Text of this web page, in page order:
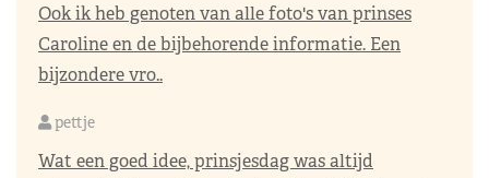
Ook ik heb genoten van alle foto's van prinses
Caroline en de bijbehorende informatie. Een
bijzondere vro..
pettje
Wat een goed idee, prinsjesdag was altijd